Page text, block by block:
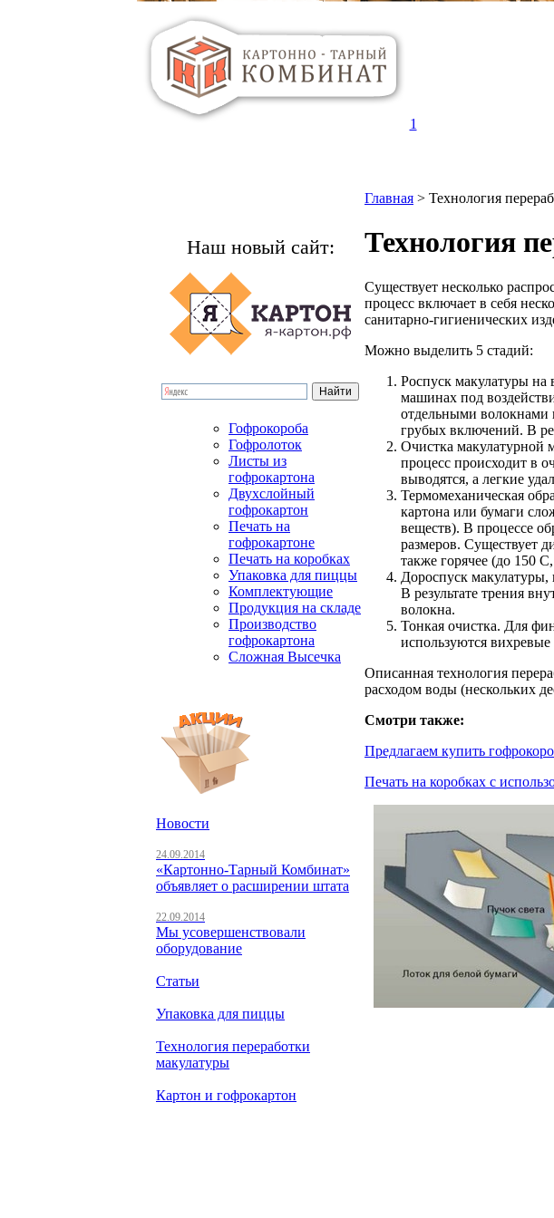
1
Наш новый сайт:
Гофрокороба
Гофролоток
Листы из
гофрокартона
Двухслойный
гофрокартон
Печать на
гофрокартоне
Печать на коробках
Упаковка для пиццы
Комплектующие
Продукция на складе
Производство
гофрокартона
Сложная Высечка
Новости
24.09.2014
«Картонно-Тарный Комбинат»
объявляет о расширении штата
22.09.2014
Мы усовершенствовали
оборудование
Статьи
Упаковка для пиццы
Технология переработки
макулатуры
Картон и гофрокартон
Главная > Технология
Технология
Существует несколько
процесс включает в себя
санитарно-гигиенических
Можно выделить 5 стадий:
Роспуск макулатуры на
машинах под
отдельными волокнами
грубых включений. В
Очистка макулатурной
процесс происходит в
выводятся, а легкие
Термомеханическая
картона или бумаги
веществ). В процессе
размеров. Существует
также горячее (до 150
Дороспуск
В результате трения
волокна.
Тонкая очистка. Для
используются
Описанная технология
расходом воды (нескольких
Смотри также:
Предлагаем купить
Печать на коробках с